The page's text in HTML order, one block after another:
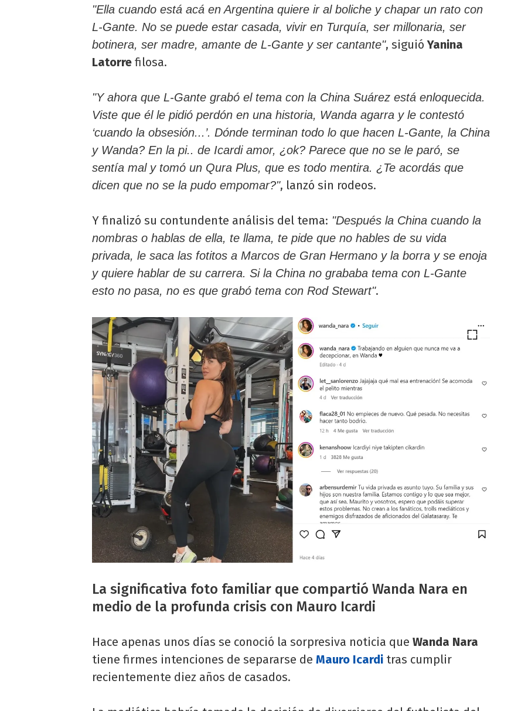
"Ella cuando está acá en Argentina quiere ir al boliche y chapar un rato con
L-Gante. No se puede estar casada, vivir en Turquía, ser millonaria, ser
botinera, ser madre, amante de L-Gante y ser cantante", siguióYanina
Latorre filosa.
"Y ahora que L-Gante grabó el tema con la China Suárez está enloquecida.
Viste que él le pidió perdón en una historia, Wanda agarra y le contestó
‘cuando la obsesión...’. Dónde terminan todo lo que hacen L-Gante, la China
y Wanda? En la pi.. de Icardi amor, ¿ok? Parece que no se le paró, se
sentía mal y tomó un Qura Plus, que es todo mentira. ¿Te acordás que
dicen que no se la pudo empomar?", lanzó sin rodeos.
Y finalizó su contundente análisis del tema: "Después la China cuando la
nombras o hablas de ella, te llama, te pide que no hables de su vida
privada, le saca las fotitos a Marcos de Gran Hermano y la borra y se enoja
y quiere hablar de su carrera. Si la China no grababa tema con L-Gante
esto no pasa, no es que grabó tema con Rod Stewart".
La significativa foto familiar que compartió Wanda Nara en
medio de la profunda crisis con Mauro Icardi
Hace apenas unos días se conoció la sorpresiva noticia que Wanda Nara
tiene firmes intenciones de separarse de Mauro Icardi tras cumplir
recientemente diez años de casados.